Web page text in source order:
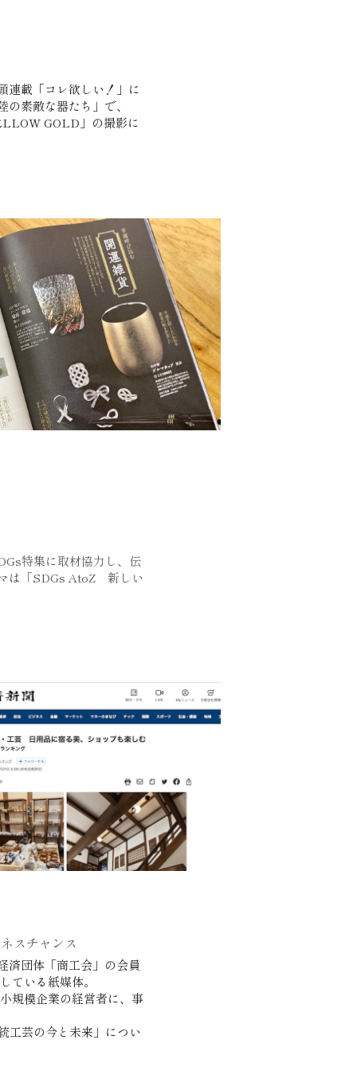
連載「コレ欲しい！」に
素敵な器たち」で、
GOLD」の撮影に
特集に取材協力し、伝
は「SDGs AtoZ　新しい
スチャンス
済団体「商工会」の会員
ている紙媒体。
規模企業の経営者に、事
工芸の今と未来」につい